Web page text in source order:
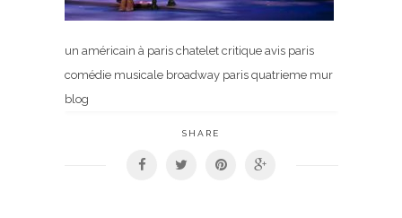
un américain à paris chatelet critique avis paris
comédie musicale broadway paris quatrieme mur
blog
SHARE